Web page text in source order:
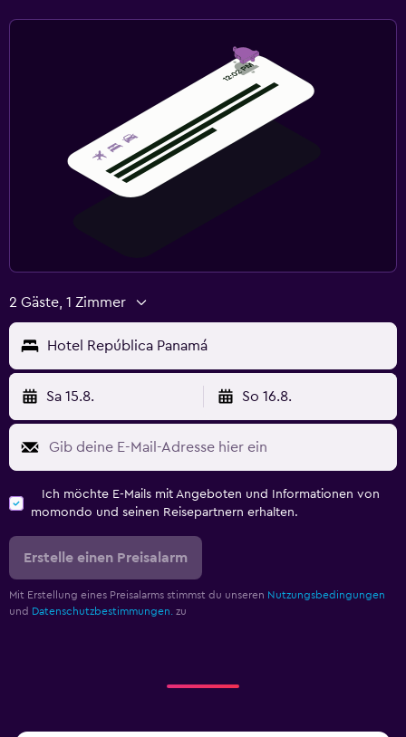
2 Gäste, 1 Zimmer
Hotel República Panamá
Sa 15.8. So 16.8.
Ich möchte E-Mails mit Angeboten und Informationen von
momondo und seinen Reisepartnern erhalten.
Erstelle einen Preisalarm
Mit Erstellung eines Preisalarms stimmst du unseren Nutzungsbedingungen
und Datenschutzbestimmungen. zu